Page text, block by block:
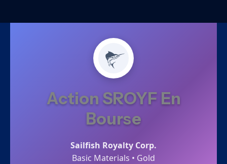
Action SROYF En
Bourse
Sailfish Royalty Corp.
Basic Materials • Gold